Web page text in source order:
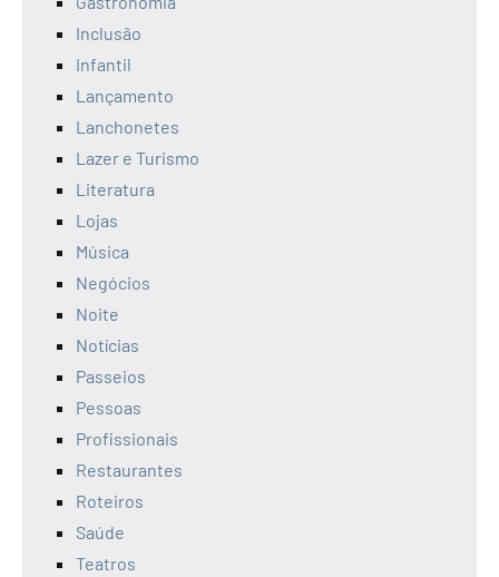
Inclusão
Infantil
Lançamento
Lanchonetes
Lazer e Turismo
Literatura
Lojas
Música
Negócios
Noite
Notícias
Passeios
Pessoas
Profissionais
Restaurantes
Roteiros
Saúde
Teatros